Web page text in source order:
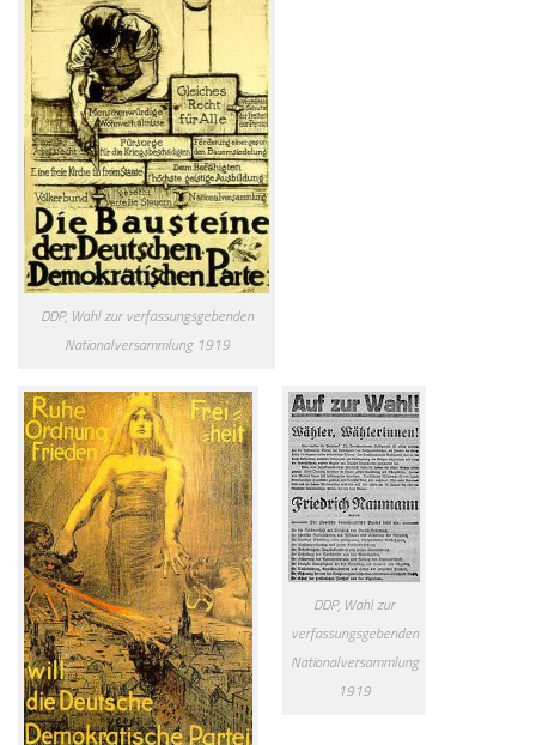
DDP, Wahl zur verfassungsgebenden
Nationalversammlung 1919
DDP, Wahl zur
verfassungsgebenden
Nationalversammlung
1919